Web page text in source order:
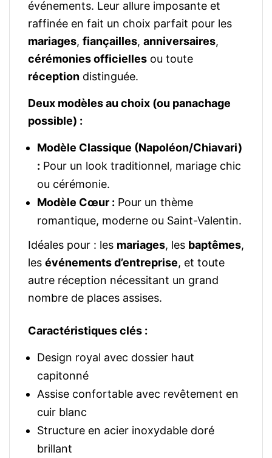
événements. Leur allure imposante et
raffinée en fait un choix parfait pour les
mariages, fiançailles, anniversaires,
cérémonies officielles ou toute
réception distinguée.
Deux modèles au choix (ou panachage
possible) :
Modèle Classique (Napoléon/Chiavari)
: Pour un look traditionnel, mariage chic
ou cérémonie.
Modèle Cœur : Pour un thème
romantique, moderne ou Saint-Valentin.
Idéales pour : les mariages, les baptêmes,
les événements d’entreprise, et toute
autre réception nécessitant un grand
nombre de places assises.
Caractéristiques clés :
Design royal avec dossier haut
capitonné
Assise confortable avec revêtement en
cuir blanc
Structure en acier inoxydable doré
brillant